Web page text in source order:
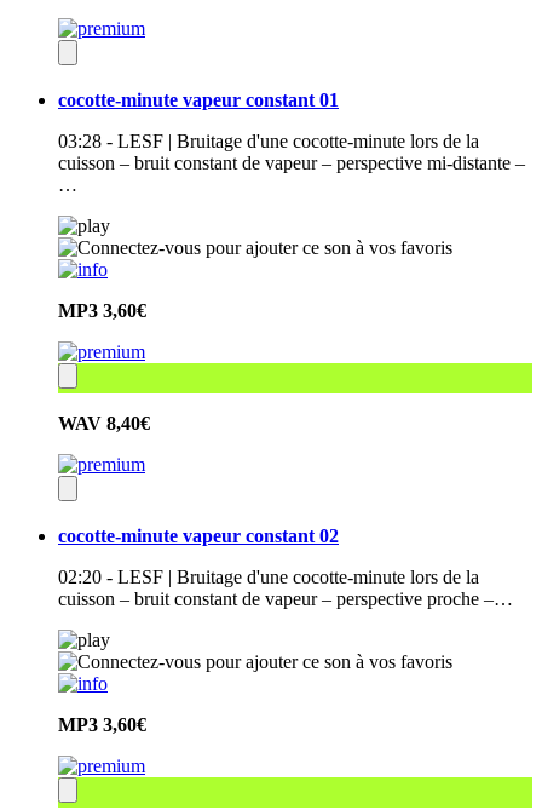
cocotte-minute vapeur constant 01
03:28 - LESF | Bruitage d'une cocotte-minute lors de la
cuisson – bruit constant de vapeur – perspective mi-distante –
…
MP3 3,60€
WAV 8,40€
cocotte-minute vapeur constant 02
02:20 - LESF | Bruitage d'une cocotte-minute lors de la
cuisson – bruit constant de vapeur – perspective proche –…
MP3 3,60€